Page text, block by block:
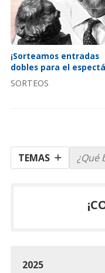
TEMAS
¡Sorteamos entradas
dobles para el
de Luis Zahera
Histerias"!
SORTEOS
2025